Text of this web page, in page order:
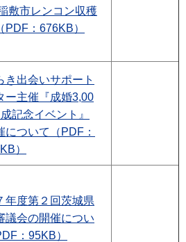
敷市レンコン収穫
PDF：676KB）
き出会いサポート
ー主催『成婚3,00
記念イベント』
について（PDF：
）
年度第２回茨城県
議会の開催につい
：95KB）